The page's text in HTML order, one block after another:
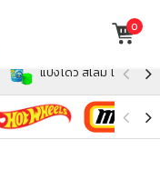
0
แป้งโดว์ สไลม์ โฟม สำห